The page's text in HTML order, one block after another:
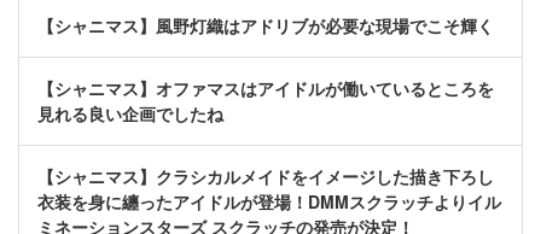
【シャニマス】風野灯織はアドリブが必要な現場でこそ輝く
【シャニマス】オファマスはアイドルが働いているところを
見れる良い企画でしたね
【シャニマス】クラシカルメイドをイメージした描き下ろし
衣装を身に纏ったアイドルが登場！DMMスクラッチよりイル
ミネーションスターズ スクラッチの発売が決定！